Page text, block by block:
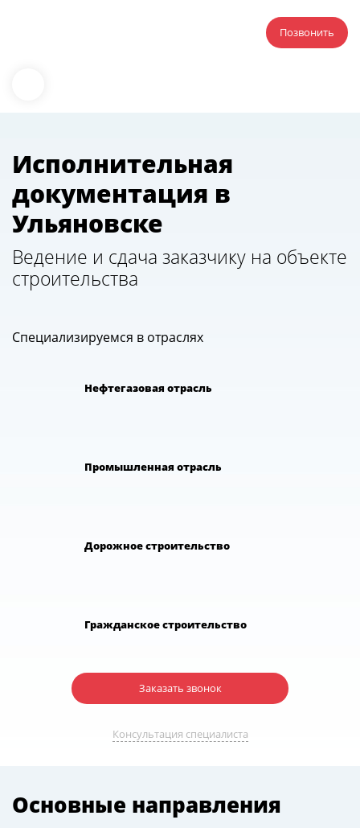
Позвонить
Исполнительная
документация в
Ульяновске
Ведение и сдача заказчику на объекте
строительства
Специализируемся в отраслях
Нефтегазовая отрасль
Промышленная отрасль
Дорожное строительство
Гражданское строительство
Заказать звонок
Консультация специалиста
Основные направления